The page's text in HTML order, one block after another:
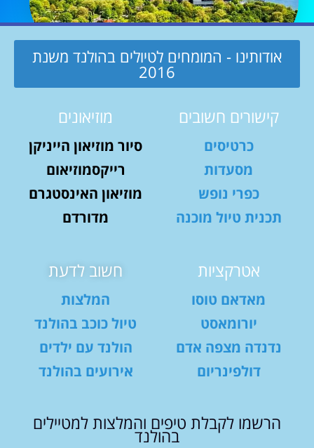
אודותינו - המומחים לטיולים בהולנד משנת
2016
קישורים חשובים
כרטיסים
מסעדות
כפרי נופש
תכנית טיול מוכנה
מוזיאונים
סיור מוזיאון הייניקן
רייקסמוזיאום
מוזיאון האינסטגרם
מדורדם
אטרקציות
מאדאם טוסו
יורומאסט
נדנדה מצפה אדם
דולפינריום
חשוב לדעת
המלצות
טיול כוכב בהולנד
הולנד עם ילדים
אירועים בהולנד
הרשמו לקבלת טיפים והמלצות למטיילים
בהולנד